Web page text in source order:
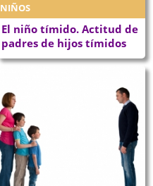
NIÑOS
El niño tímido. Actitud de
padres de hijos tímidos